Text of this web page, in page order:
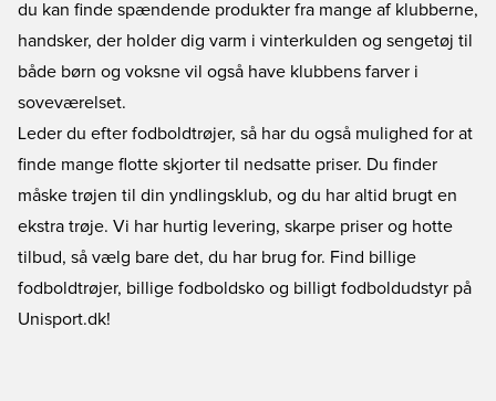
du kan finde spændende produkter fra mange af klubberne,
handsker, der holder dig varm i vinterkulden og sengetøj til
både børn og voksne vil også have klubbens farver i
soveværelset.
Leder du efter fodboldtrøjer, så har du også mulighed for at
finde mange flotte skjorter til nedsatte priser. Du finder
måske trøjen til din yndlingsklub, og du har altid brugt en
ekstra trøje. Vi har hurtig levering, skarpe priser og hotte
tilbud, så vælg bare det, du har brug for. Find billige
fodboldtrøjer, billige fodboldsko og billigt fodboldudstyr på
Unisport.dk!